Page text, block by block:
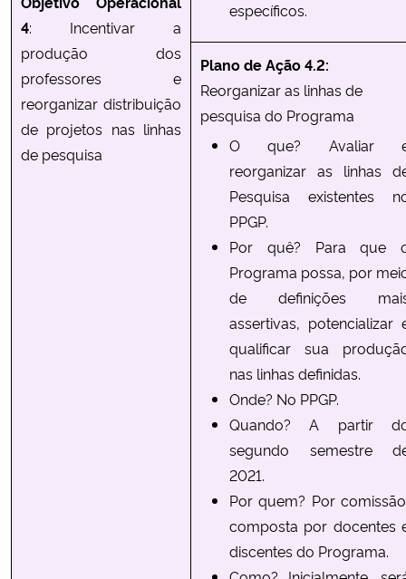
4: Incentivar a
produção dos
professores e
reorganizar distribuição
de projetos nas linhas
de pesquisa
específicos.
Plano de Ação 4.2:
Reorganizar as linhas de
pesquisa do Programa
O que? Avaliar
reorganizar as linhas
Pesquisa existentes
PPGP.
Por quê? Para que
Programa possa, por
de definições
assertivas, potencializar
qualificar sua
nas linhas definidas.
Onde? No PPGP.
Quando? A partir
segundo semestre
2021.
Por quem? Por
composta por docentes
discentes do Programa.